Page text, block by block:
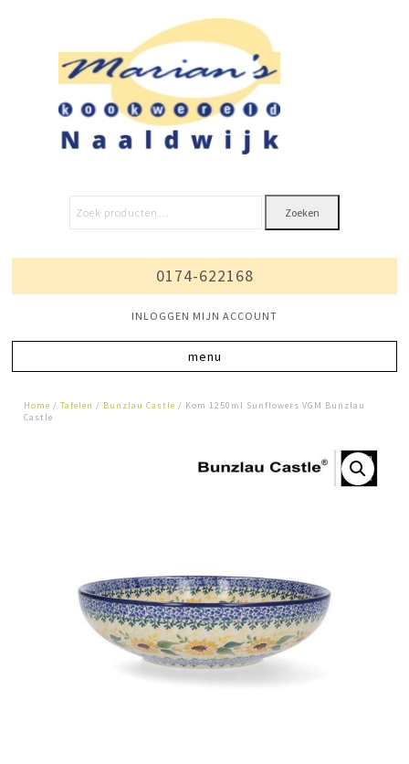
Zoeken
0174-622168
INLOGGEN MIJN ACCOUNT
Home /Tafelen / Bunzlau Castle / Kom 1250ml Sunflowers VGM Bunzlau
Castle